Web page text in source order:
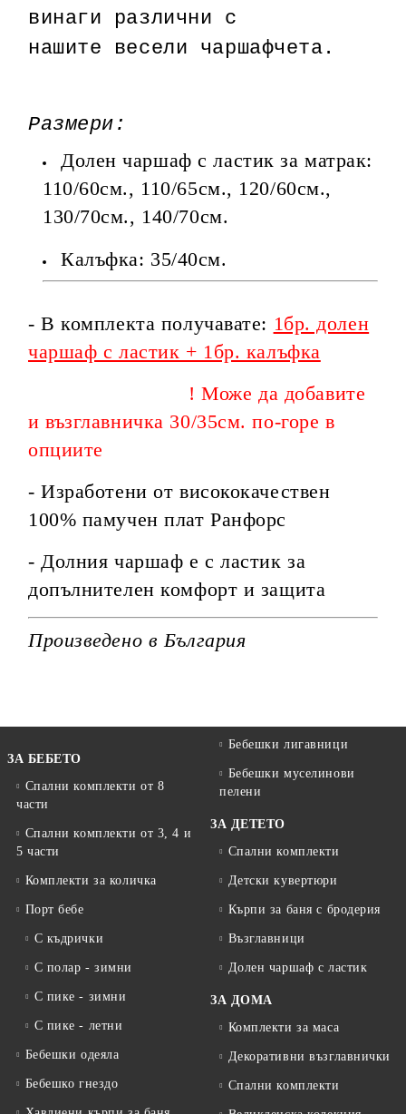
винаги различни с
нашите весели чаршафчета.
Размери:
Долен чаршаф с ластик за матрак:
110/60см., 110/65см., 120/60см.,
130/70см., 140/70см.
Калъфка: 35/40см.
- В комплекта получавате: 1бр. долен
чаршаф с ластик + 1бр. калъфка
! Може да добавите
и възглавничка 30/35см. по-горе в
опциите
- Изработени от висококачествен
100% памучен плат Ранфорс
- Долния чаршаф е с ластик за
допълнителен комфорт и защита
Произведено в България
ЗА БЕБЕТО
Спални комплекти от 8
части
Спални комплекти от 3, 4 и
5 части
Комплекти за количка
Порт бебе
С къдрички
С полар - зимни
С пике - зимни
С пике - летни
Бебешки одеяла
Бебешко гнездо
Бебешки лигавници
Бебешки муселинови
пелени
ЗА ДЕТЕТО
Спални комплекти
Детски кувертюри
Кърпи за баня с бродерия
Възглавници
Долен чаршаф с ластик
ЗА ДОМА
Комплекти за маса
Декоративни възглавнички
Спални комплекти